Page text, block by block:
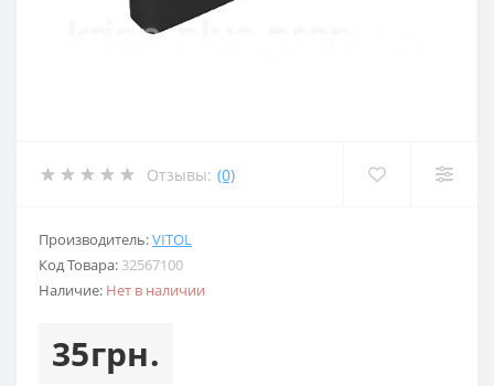
Отзывы: (0)
Производитель:VITOL
Код Товара: 32567100
Наличие: Нет в наличии
35грн.